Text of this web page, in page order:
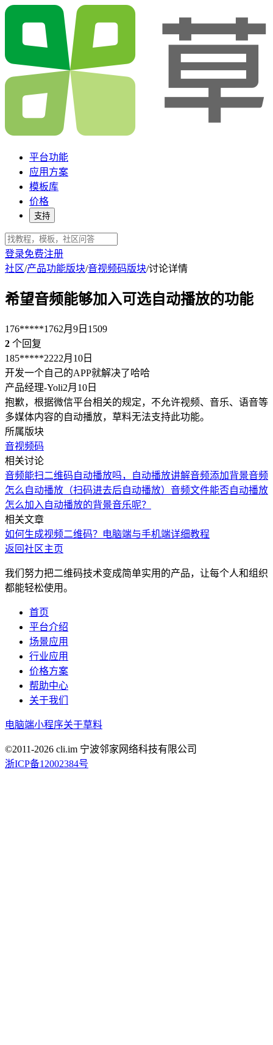
平台功能
应用方案
模板库
价格
支持
登录免费注册
社区/产品功能版块/音视频码版块/讨论详情
希望音频能够加入可选自动播放的功能
176*****1762月9日 1509
2 个回复
185*****2222月10日
开发一个自己的APP就解决了哈哈
产品经理-Yoli2月10日
抱歉，根据微信平台相关的规定，不允许视频、音乐、语音等
多媒体内容的自动播放，草料无法支持此功能。
所属版块
音视频码
相关讨论
音频能扫二维码自动播放吗，
自动播放讲解音频添加背景音频
怎么自动播放（扫码进去后自动播放） 音频文件能否自动播放
怎么加入自动播放的背景音乐呢？
相关文章
如何生成视频二维码？电脑端与手机端详细教程
返回社区主页
我们努力把二维码技术变成简单实用的产品，让每个人和组织
都能轻松使用。
首页
平台介绍
场景应用
行业应用
价格方案
帮助中心
关于我们
电脑端小程序关于草料
©2011-2026 cli.im 宁波邻家网络科技有限公司
浙ICP备12002384号